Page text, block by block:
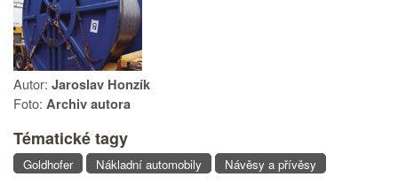
Autor: Jaroslav Honzík
Foto: Archiv autora
Tématické tagy
Goldhofer Nákladní automobily Návěsy a přívěsy